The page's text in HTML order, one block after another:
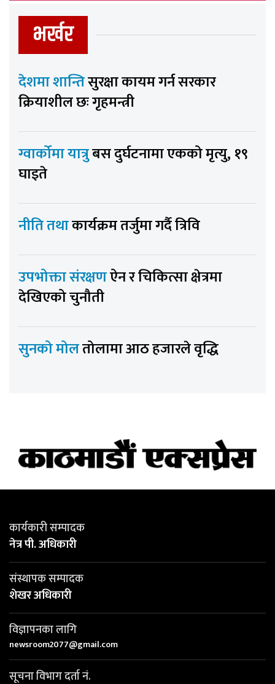
भर्खर
देशमा शान्तिसुरक्षा कायम गर्न सरकार
क्रियाशील छः गृहमन्त्री
ग्वार्कोमा यात्रुबस दुर्घटनामा एकको मृत्यु, १९
घाइते
नीति तथाकार्यक्रम तर्जुमा गर्दै त्रिवि
उपभोक्ता संरक्षणऐन र चिकित्सा क्षेत्रमा
देखिएको चुनौती
सुनको मोलतोलामा आठ हजारले वृद्धि
कार्यकारी सम्पादक
नेत्र पी. अधिकारी
संस्थापक सम्पादक
शेखर अधिकारी
विज्ञापनका लागि
newsroom2077@gmail.com
सूचना विभाग दर्ता नं.